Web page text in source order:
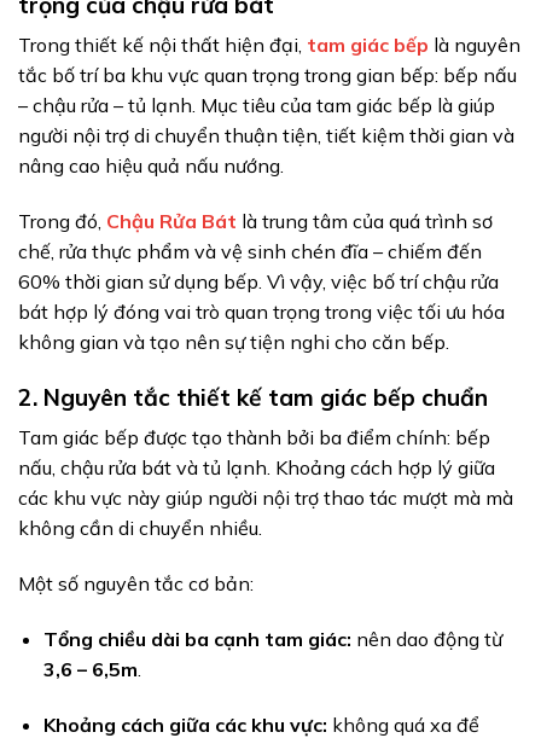
Trong thiết kế nội thất hiện đại, tam giác bếp là nguyên
tắc bố trí ba khu vực quan trọng trong gian bếp: bếp nấu
– chậu rửa – tủ lạnh. Mục tiêu của tam giác bếp là giúp
người nội trợ di chuyển thuận tiện, tiết kiệm thời gian và
nâng cao hiệu quả nấu nướng.
Trong đó, Chậu Rửa Bát là trung tâm của quá trình sơ
chế, rửa thực phẩm và vệ sinh chén đĩa – chiếm đến
60% thời gian sử dụng bếp. Vì vậy, việc bố trí chậu rửa
bát hợp lý đóng vai trò quan trọng trong việc tối ưu hóa
không gian và tạo nên sự tiện nghi cho căn bếp.
2. Nguyên tắc thiết kế tam giác bếp chuẩn
Tam giác bếp được tạo thành bởi ba điểm chính: bếp
nấu, chậu rửa bát và tủ lạnh. Khoảng cách hợp lý giữa
các khu vực này giúp người nội trợ thao tác mượt mà mà
không cần di chuyển nhiều.
Một số nguyên tắc cơ bản:
Tổng chiều dài ba cạnh tam giác: nên dao động từ
3,6 – 6,5m
Khoảng cách giữa các khu vực: không quá xa để